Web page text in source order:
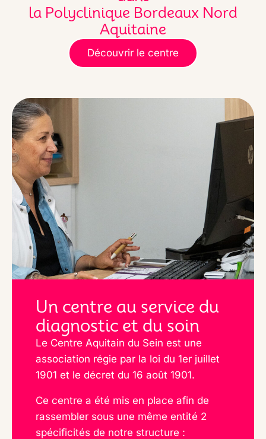
la Polyclinique Bordeaux Nord
Aquitaine
Découvrir le centre
Un centre au service du
diagnostic et du soin
Le Centre Aquitain du Sein est une
association régie par la loi du 1er juillet
1901 et le décret du 16 août 1901.
Ce centre a été mis en place afin de
rassembler sous une même entité 2
spécificités de notre structure :